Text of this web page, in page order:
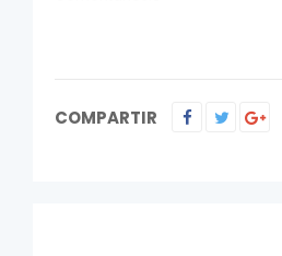
COMPARTIR